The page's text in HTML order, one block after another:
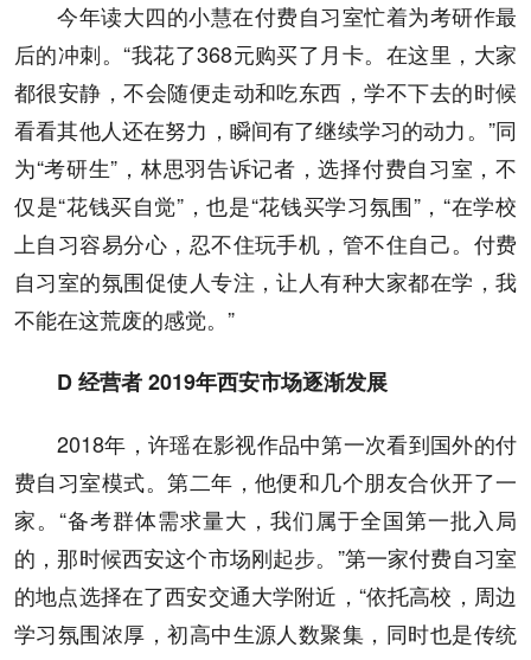
今年读大四的小慧在付费自习室忙着为考研作最
后的冲刺。“我花了368元购买了月卡。在这里，大家
都很安静，不会随便走动和吃东西，学不下去的时候
看看其他人还在努力，瞬间有了继续学习的动力。”同
为“考研生”，林思羽告诉记者，选择付费自习室，不
仅是“花钱买自觉”，也是“花钱买学习氛围”，“在学校
上自习容易分心，忍不住玩手机，管不住自己。付费
自习室的氛围促使人专注，让人有种大家都在学，我
不能在这荒废的感觉。”
D 经营者 2019年西安市场逐渐发展
2018年，许瑶在影视作品中第一次看到国外的付
费自习室模式。第二年，他便和几个朋友合伙开了一
家。“备考群体需求量大，我们属于全国第一批入局
的，那时候西安这个市场刚起步。”第一家付费自习室
的地点选择在了西安交通大学附近，“依托高校，周边
学习氛围浓厚，初高中生源人数聚集，同时也是传统